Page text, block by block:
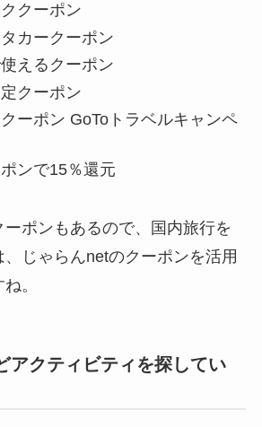
クーポン
カークーポン
えるクーポン
クーポン
ーポン GoToトラベルキャンペ
ンで15％還元
ポンもあるので、国内旅行を
じゃらんnetのクーポンを活用
。
アクティビティを探してい